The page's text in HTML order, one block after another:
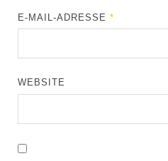
E-MAIL-ADRESSE*
WEBSITE